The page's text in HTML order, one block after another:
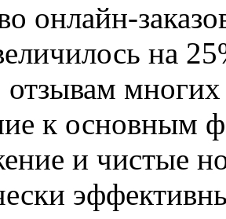
онлайн-
на
отзывам
к основным
и чистые